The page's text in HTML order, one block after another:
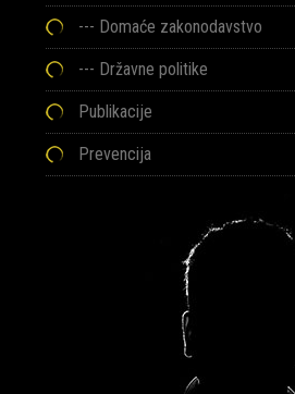
--- Domaće zakonodavstvo
--- Državne politike
Publikacije
Prevencija